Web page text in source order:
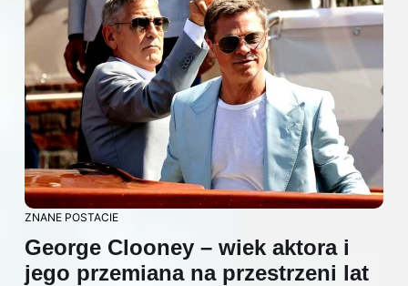
ZNANE POSTACIE
George Clooney – wiek aktora i
jego przemiana na przestrzeni lat